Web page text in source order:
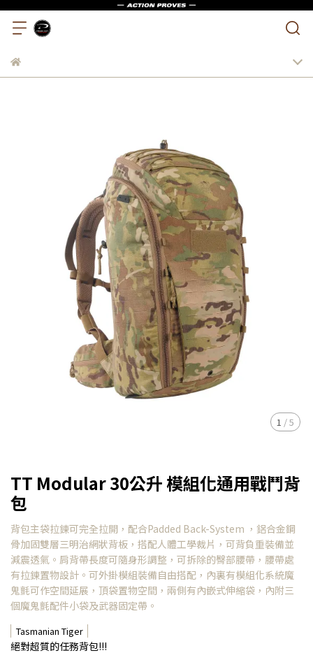
1 /5
TT Modular 30公升 模組化通用戰鬥背
包
背包主袋拉鍊可完全拉開，配合Padded Back-System ，鋁合金鋼
骨加固雙層三明治網狀背板，搭配人體工學裁片，可背負重裝備並
減震透氣。肩背帶長度可隨身形調整，可拆除的臀部腰帶，腰帶處
有拉鍊置物設計。可外掛模組裝備自由搭配，內裏有模組化系統魔
鬼氈可作空間延展，頂袋置物空間，兩側有內嵌式伸縮袋，內附三
個魔鬼氈配件小袋及武器固定帶。
Tasmanian Tiger
絕對超質的任務背包!!!